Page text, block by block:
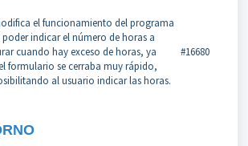
el funcionamiento del programa
indicar el número de horas a
cuando hay exceso de horas, ya
formulario se cerraba muy rápido,
al usuario indicar las horas.
#16680